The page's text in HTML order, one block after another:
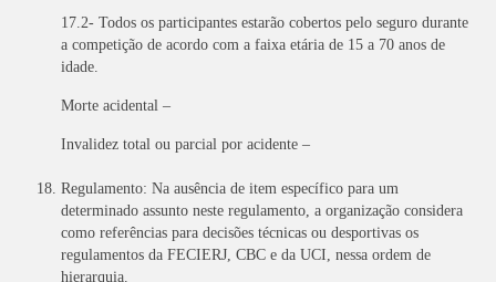
17.2- Todos os participantes estarão cobertos pelo seguro durante
a competição de acordo com a faixa etária de 15 a 70 anos de
idade.
Morte acidental –
Invalidez total ou parcial por acidente –
Regulamento: Na ausência de item específico para um
determinado assunto neste regulamento, a organização considera
como referências para decisões técnicas ou desportivas os
regulamentos da FECIERJ, CBC e da UCI, nessa ordem de
hierarquia.